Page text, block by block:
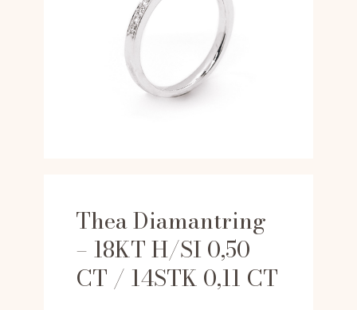
Thea Diamantring
– 18KT H/SI 0,50
CT / 14STK 0,11 CT